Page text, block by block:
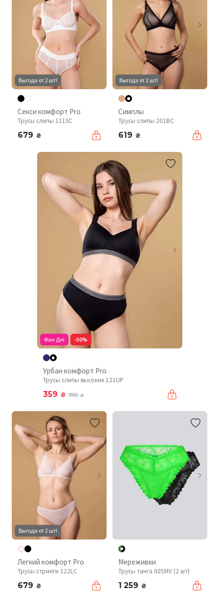
Выгода от 2 шт!
Секси комфорт Pro
Трусы слипы 111SC
679 ₴
Выгода от 2 шт!
Симплы
Трусы слипы 201BC
619 ₴
Фан Дні -50%
Урбан комфорт Pro
Трусы слипы высокие 121UP
359 ₴ 719₴
Выгода от 2 шт!
Легкий комфорт Pro
Трусы стринги 122LC
679 ₴
Мереживки
Трусы танга 005MV (2 шт)
1 259 ₴